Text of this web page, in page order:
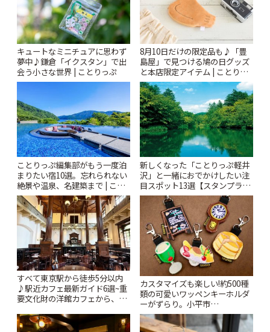
キュートなミニチュアに思わず
夢中♪鎌倉「イクスタン」で出
会う小さな世界 | ことりっぷ
8月10日だけの限定品も♪「豊
島屋」で見つける鳩の日グッズ
と本店限定アイテム | ことりっ
ぷ
ことりっぷ編集部がもう一度泊
まりたい宿10選。忘れられない
絶景や温泉、名建築まで | こと
りっぷ
新しくなった「ことりっぷ軽井
沢」と一緒におでかけしたい注
目スポット13選【スタンプラリ
ー開催中】 | ことりっぷ
すべて東京駅から徒歩5分以内
♪駅近カフェ最新ガイド6選~重
要文化財の洋館カフェから、改
りっぷ
カスタマイズも楽しい!約500種
類の可愛いワッペンキーホルダ
ーがずらり。小平市
「Kimamaya T&K」 | ことりっ
ぷ